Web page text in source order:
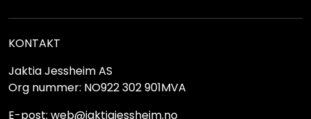
KONTAKT
Jaktia Jessheim AS
Org nummer: NO922 302 901MVA
E-post: web@jaktiajessheim.no